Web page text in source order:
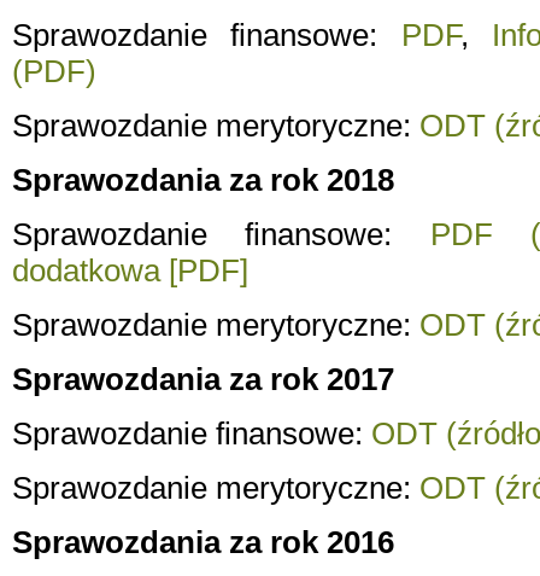
Sprawozdanie finansowe: PDF,
(PDF)
Sprawozdanie merytoryczne: ODT
Sprawozdania za rok 2018
Sprawozdanie finansowe: PDF
dodatkowa [PDF]
Sprawozdanie merytoryczne: ODT
Sprawozdania za rok 2017
Sprawozdanie finansowe: ODT
Sprawozdanie merytoryczne: ODT
Sprawozdania za rok 2016